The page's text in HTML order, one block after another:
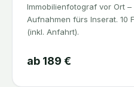
Immobilienfotograf vor Ort
Aufnahmen fürs Inserat. 10
(inkl. Anfahrt).
ab 189 €